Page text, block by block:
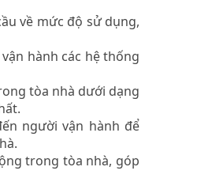
về mức độ sử dụng,
hành các hệ thống
tòa nhà dưới dạng
người vận hành để
trong tòa nhà, góp